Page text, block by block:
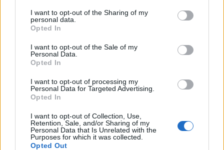
I want to opt-out of the Sharing of my
personal data.
Opted In
I want to opt-out of the Sale of my
Personal Data.
Opted In
I want to opt-out of processing my
Personal Data for Targeted Advertising.
Opted In
I want to opt-out of Collection, Use,
Retention, Sale, and/or Sharing of my
Personal Data that Is Unrelated with the
Purposes for which it was collected.
Opted Out
tartozik, melynek olvasása előfizetéses
regisztrációhoz kötött.
Portfolio.hu teljes cikkarchívum
Kötéslisták: BÉT elmúlt 2 év napon belüli
MÁR ELŐFIZETŐNK VAGY?BEJELENTKEZÉS